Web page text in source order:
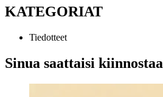
KATEGORIAT
Tiedotteet
Sinua saattaisi kiinnostaa